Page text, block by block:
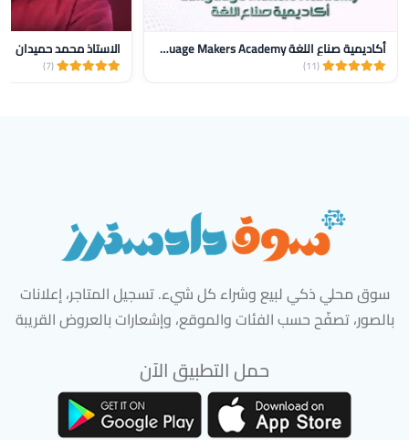
أكاديمية صناع اللغة Language Makers Academy
(11)
الاستاذ محمد حميدان
(7)
سوق محلي ذكي لبيع وشراء كل شيء. تسجيل المتاجر، إعلانات
بالصور، تصفّح حسب الفئات والموقع، وإشعارات بالعروض القريبة
حمل التطبيق الآن